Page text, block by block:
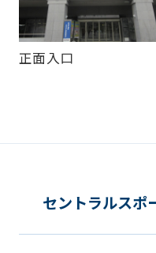
正面入口
セントラルスポ